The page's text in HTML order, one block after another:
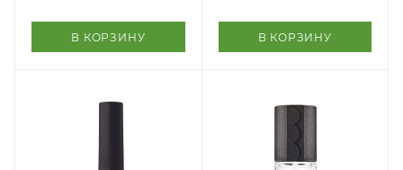
В КОРЗИНУ В КОРЗИНУ